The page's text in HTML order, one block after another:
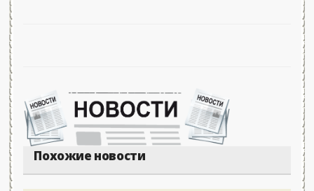
Похожие новости